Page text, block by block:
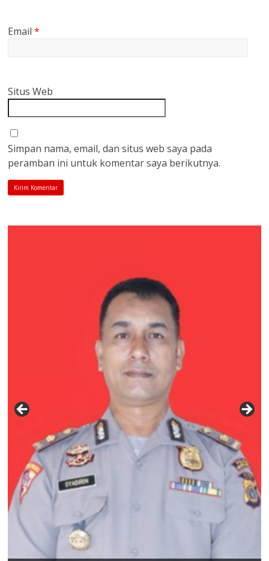
Email*
Situs Web
Simpan nama, email, dan situs web saya pada
peramban ini untuk komentar saya berikutnya.